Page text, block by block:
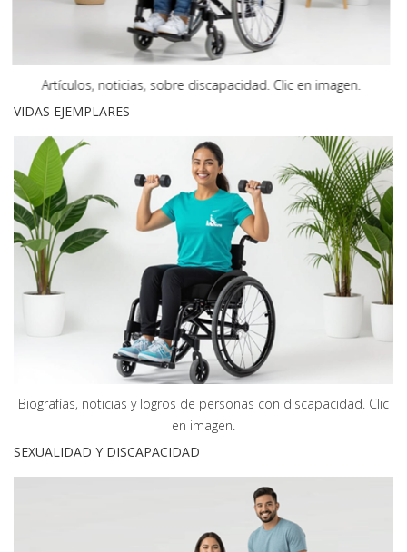
Artículos, noticias, sobre discapacidad.Clic en imagen.
VIDAS EJEMPLARES
Biografías, noticias y logros de personas con discapacidad. Clic
en imagen.
SEXUALIDAD Y DISCAPACIDAD